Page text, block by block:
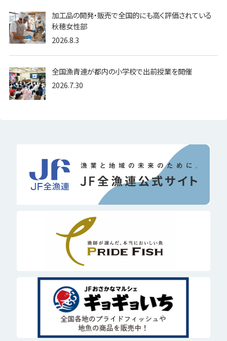
加工品の開発・販売で全国的にも高く評価されている
秋穂女性部
2026.8.3
全国漁青連が都内の小学校で出前授業を開催
2026.7.30